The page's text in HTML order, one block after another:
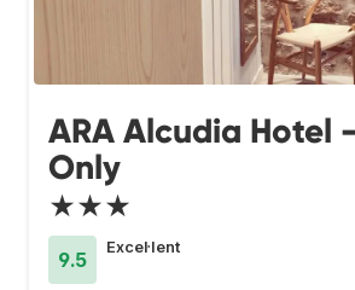
ARA Alcudia Hotel
Only
★★★
9.5
Excel·lent